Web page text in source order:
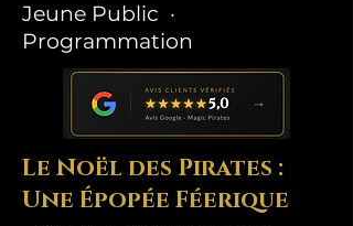
Jeune Public ·
Programmation
Le Noël des Pirates :
Une Épopée Féerique